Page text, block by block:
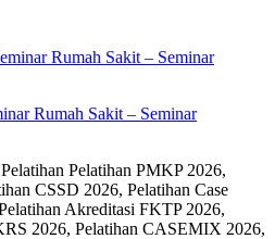
Rumah Sakit – Seminar
Pelatihan PMKP 2026,
CSSD 2026, Pelatihan Case
Akreditasi FKTP 2026,
2026, Pelatihan CASEMIX 2026,